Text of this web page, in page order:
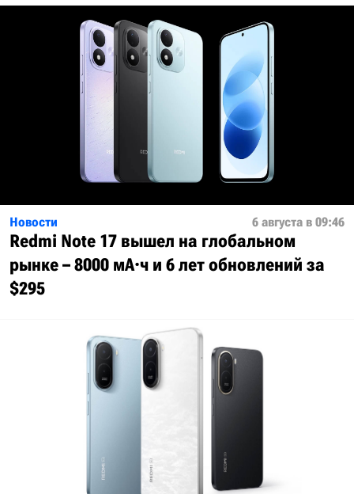
Новости 6 августа в 09:46
Redmi Note 17 вышел на глобальном
рынке – 8000 мА·ч и 6 лет обновлений за
$295